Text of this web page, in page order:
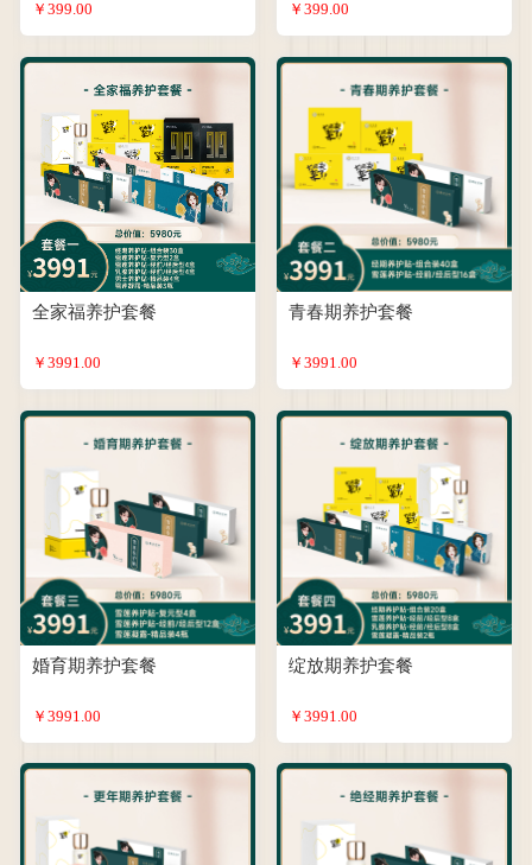
￥399.00 ￥399.00
全家福养护套餐
￥3991.00
青春期养护套餐
￥3991.00
婚育期养护套餐
￥3991.00
绽放期养护套餐
￥3991.00